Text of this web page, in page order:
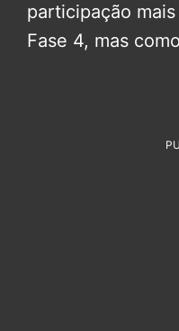
participação
Fase 4, mas